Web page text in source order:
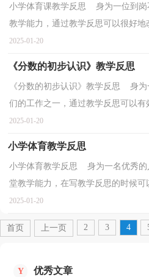
小学体育课教学反思 身为一位到岗
教学能力，通过教学反思可以很好地
写教学反思呢？下面是小编收集整理
2025-01-20
《分数的初步认识》教学反思
《分数的初步认识》教学反思 身
们的工作之一，通过教学反思可以有
学反思需要注意哪些格式呢？以下是
2025-01-20
小学体育教学反思
小学体育教学反思 身为一名优秀的
堂教学能力，在写教学反思的时候可
什么样的教学反思才是好的呢？下面
2025-01-20
首页 上一页 2 3 4
Y 优秀文章